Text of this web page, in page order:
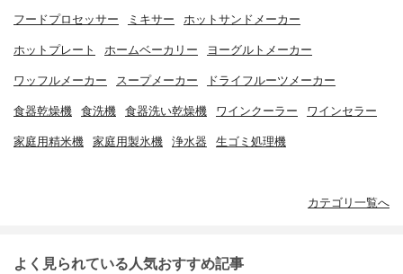
フードプロセッサー ミキサー ホットサンドメーカー
ホットプレート ホームベーカリー ヨーグルトメーカー
ワッフルメーカー スープメーカー ドライフルーツメーカー
食器乾燥機 食洗機 食器洗い乾燥機 ワインクーラー ワインセラー
家庭用精米機 家庭用製氷機 浄水器 生ゴミ処理機
カテゴリ一覧へ
よく見られている人気おすすめ記事